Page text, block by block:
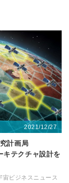
2021/12/27
計画局
キテクチャ設計を
宙ビジネスニュース